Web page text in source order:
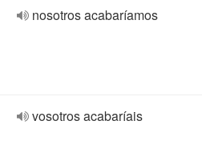
nosotros acabaríamos
vosotros acabaríais